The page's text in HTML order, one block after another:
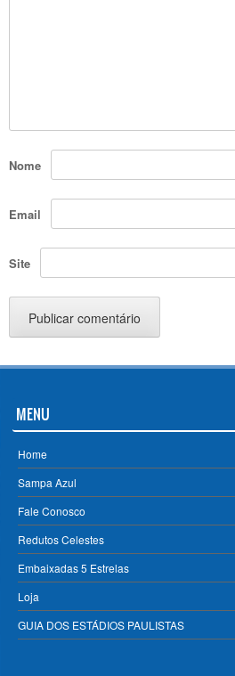
Nome
Email
Site
MENU
Home
Sampa Azul
Fale Conosco
Redutos Celestes
Embaixadas 5 Estrelas
Loja
GUIA DOS ESTÁDIOS PAULISTAS